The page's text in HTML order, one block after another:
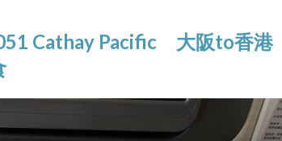
Cathay Pacific 大阪to香港